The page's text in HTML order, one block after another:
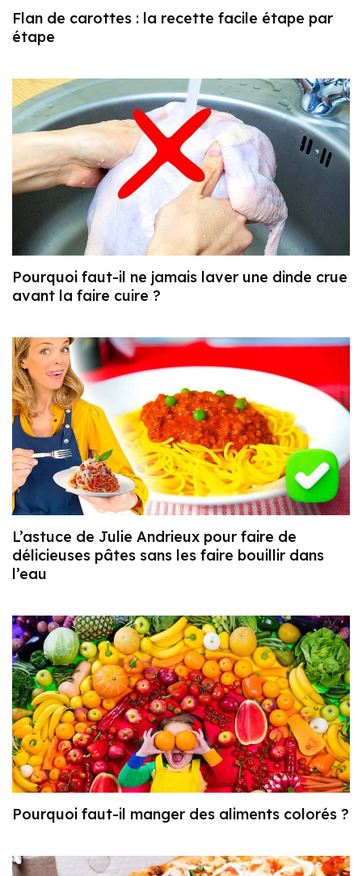
Flan de carottes : la recette facile étape par
étape
Pourquoi faut-il ne jamais laver une dinde crue
avant la faire cuire ?
L’astuce de Julie Andrieux pour faire de
délicieuses pâtes sans les faire bouillir dans
l’eau
Pourquoi faut-il manger des aliments colorés ?